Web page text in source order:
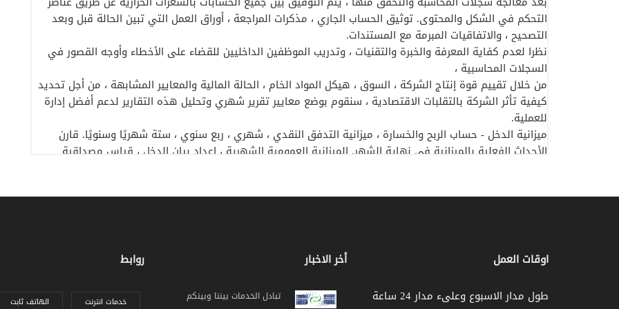
التحكم في الشكل والمحتوى. توثيق الحساب الجاري ، مذكرات المراجعة ، أوراق العمل التي تبين الحالة قبل وبعد
التصحيح ، والاتفاقيات المبرمة مع المستندات.
نظرا لعدم كفاية المعرفة والخبرة والتقنيات ، وتدريب الموظفين الداخليين للقضاء على الأخطاء وأوجه القصور في
السجلات المحاسبية ،
من خلال تقييم قوة إنتاج الشركة ، السوق ، هيكل المواد الخام ، الحالة المالية والمعايير المشابهة ، من أجل تحديد
كيفية تأثر الشركة بالتقلبات الاقتصادية ، سنقوم بوضع معايير تقرير شهري وتحليل هذه التقارير لدعم أفضل إدارة
للعملية.
ميزانية الدخل - حساب الربح والخسارة ، ميزانية التدفق النقدي ، شهري ، ربع سنوي ، ستة شهريًا وسنويًا. قارن
الأحداث الفعلية بالميزانية في نهاية الشهر. الميزانية العمومية الشهرية ، إعداد بيان الدخل ، قياس مصداقية
لإعداد ، وجعل الاستحقاقات وجعل الاستحقاق إلى الشركة بحيث يتم إعداد الإعلانات الضريبية ، والضرائب ، المؤقتة ،
لمكاتب الضرائب ووزارة العمل والضمان الاجتماعي.
Firmalardan ، النقاط الشهرية للموظفين ، الأرباح ، الأرباح الإضافية والخصومات ، إلخ. وإعداد جداول الدفع الشهرية.
إعداد وتلقي وتسليم إشعارات SSK إلى الإدارة المعنية بالدفع
روابط
خدمات انترنت الهاتف ثابت
أخر الاخبار
تبادل الخدمات بيننا وبينكم
اوقات العمل
طول مدار الاسبوع وعلىء مدار 24 ساعة